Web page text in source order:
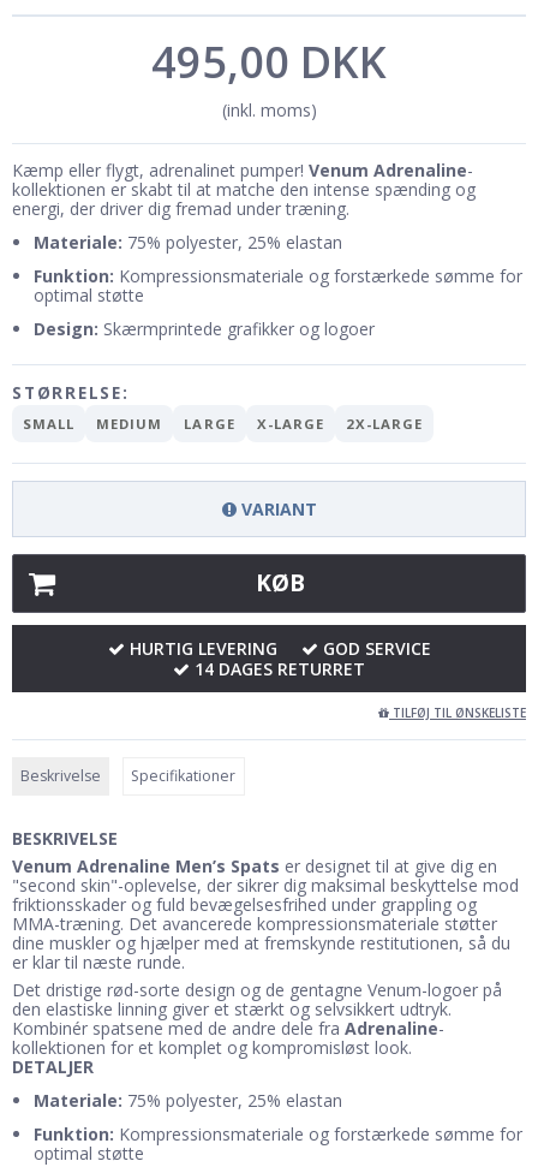
495,00 DKK
(inkl. moms)
Kæmp eller flygt, adrenalinet pumper! Venum Adrenaline-
kollektionen er skabt til at matche den intense spænding og
energi, der driver dig fremad under træning.
Materiale: 75% polyester, 25% elastan
Funktion: Kompressionsmateriale og forstærkede sømme for
optimal støtte
Design: Skærmprintede grafikker og logoer
STØRRELSE:
SMALL MEDIUM LARGE X-LARGE 2X-LARGE
VARIANT
KØB
HURTIG LEVERING
GOD SERVICE
14 DAGES RETURRET
TILFØJ TIL ØNSKELISTE
Beskrivelse Specifikationer
BESKRIVELSE
Venum Adrenaline Men’s Spats er designet til at give dig en
"second skin"-oplevelse, der sikrer dig maksimal beskyttelse mod
friktionsskader og fuld bevægelsesfrihed under grappling og
MMA-træning. Det avancerede kompressionsmateriale støtter
dine muskler og hjælper med at fremskynde restitutionen, så du
er klar til næste runde.
Det dristige rød-sorte design og de gentagne Venum-logoer på
den elastiske linning giver et stærkt og selvsikkert udtryk.
Kombinér spatsene med de andre dele fra Adrenaline-
kollektionen for et komplet og kompromisløst look.
DETALJER
Materiale: 75% polyester, 25% elastan
Funktion: Kompressionsmateriale og forstærkede sømme for
optimal støtte